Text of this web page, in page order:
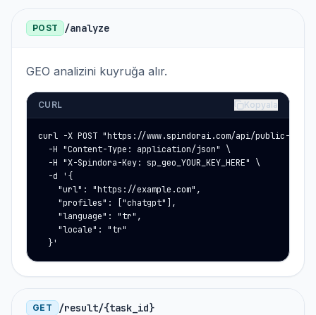
POST /analyze
GEO analizini kuyruğa alır.
CURL Kopyala
curl -X POST "https://www.spindorai.com/api/public-
  -H "Content-Type: application/json" \
  -H "X-Spindora-Key: sp_geo_YOUR_KEY_HERE" \
  -d '{
    "url": "https://example.com",
    "profiles": ["chatgpt"],
    "language": "tr",
    "locale": "tr"
  }'
GET /result/{task_id}